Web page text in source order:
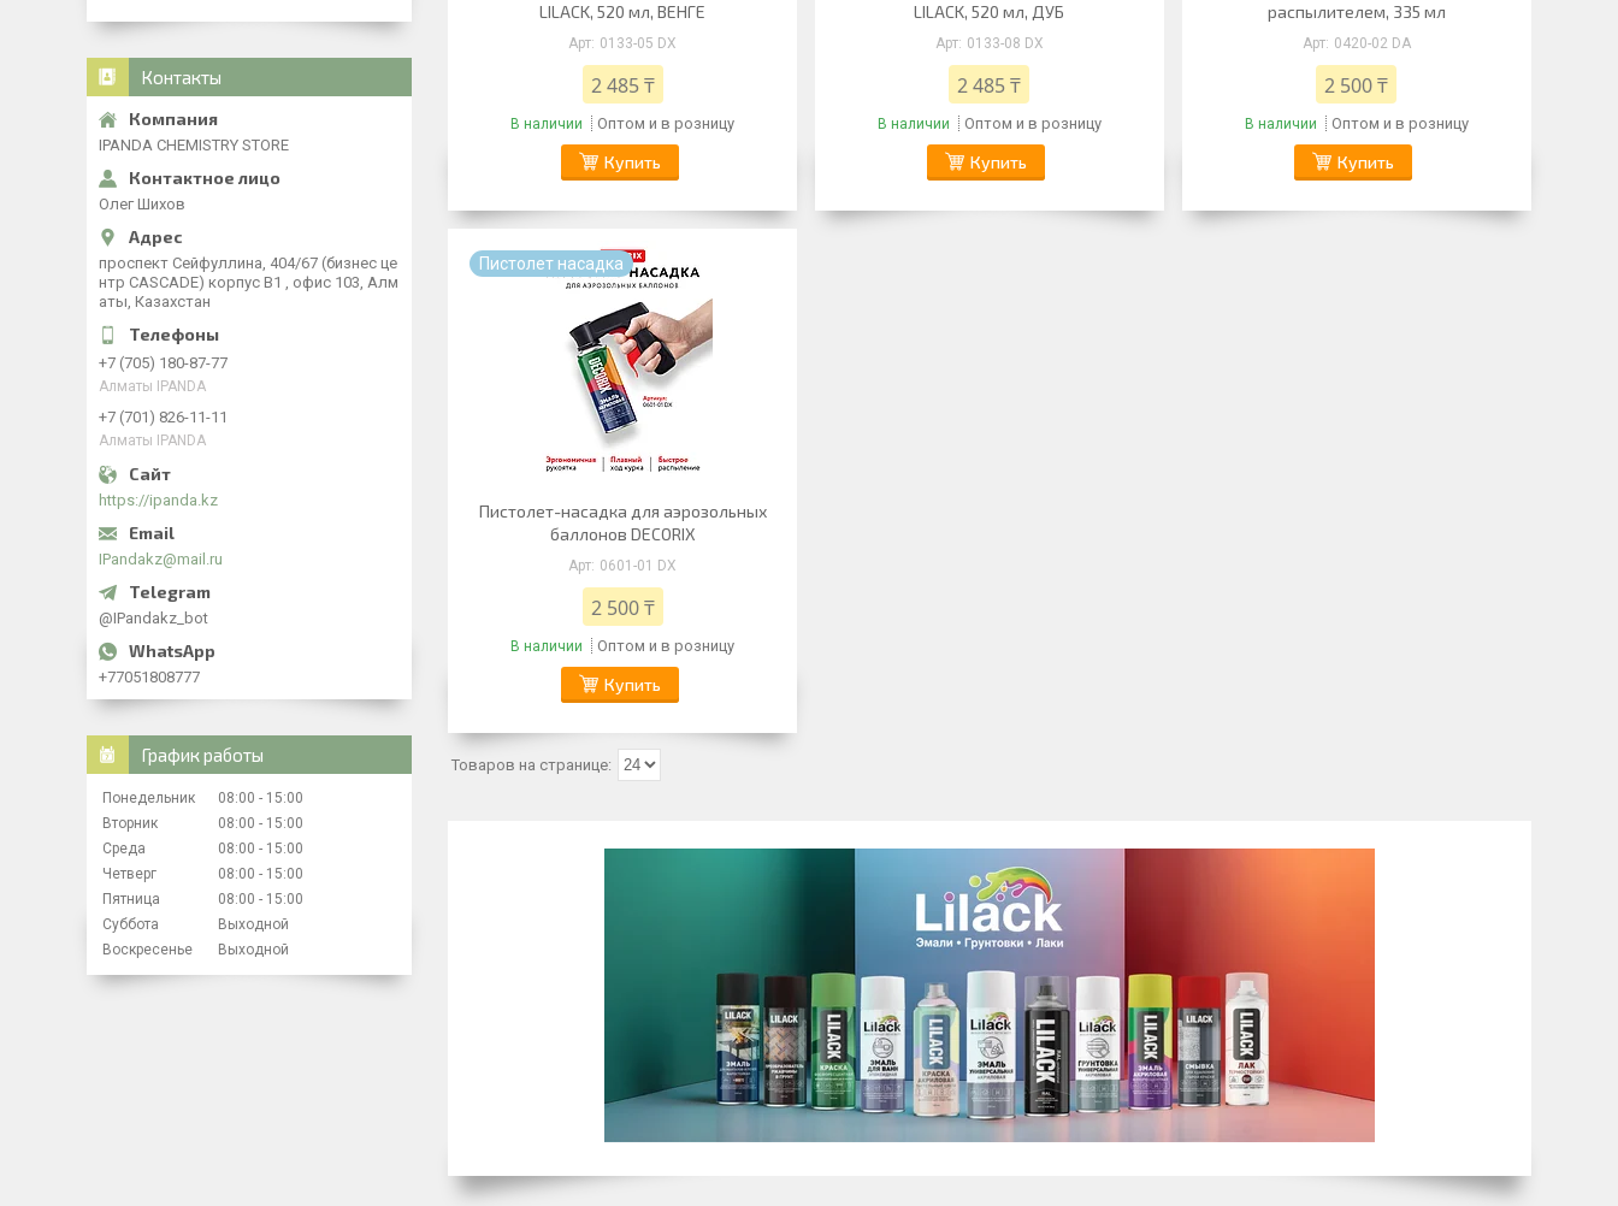
LILACK, 520 мл, ВЕНГЕ
0133-05 DX
2 485 ₸
В наличии Оптом и в розницу
Купить
LILACK, 520 мл, ДУБ
0133-08 DX
2 485 ₸
В наличии Оптом и в розницу
Купить
распылителем, 335 мл
0420-02 DA
2 500 ₸
В наличии Оптом и в розницу
Купить
Пистолет насадка
Пистолет-насадка для аэрозольных
баллонов DECORIX
0601-01 DX
2 500 ₸
В наличии Оптом и в розницу
Купить
Контакты
IPANDA CHEMISTRY STORE
Олег Шихов
​проспект Сейфуллина, 404/67 (бизнес це
нтр CASCADE) корпус В1 , офис 103, Алм
аты, Казахстан
+7 (705) 180-87-77
Алматы IPANDA
+7 (701) 826-11-11
Алматы IPANDA
https://ipanda.kz
IPandakz@mail.ru
@IPandakz_bot
+77051808777
График работы
Понедельник 08:00
15:00
Вторник
08:00
15:00
Среда
08:00
15:00
Четверг
08:00
15:00
Пятница
08:00
15:00
Суббота
Выходной
Воскресенье
Выходной